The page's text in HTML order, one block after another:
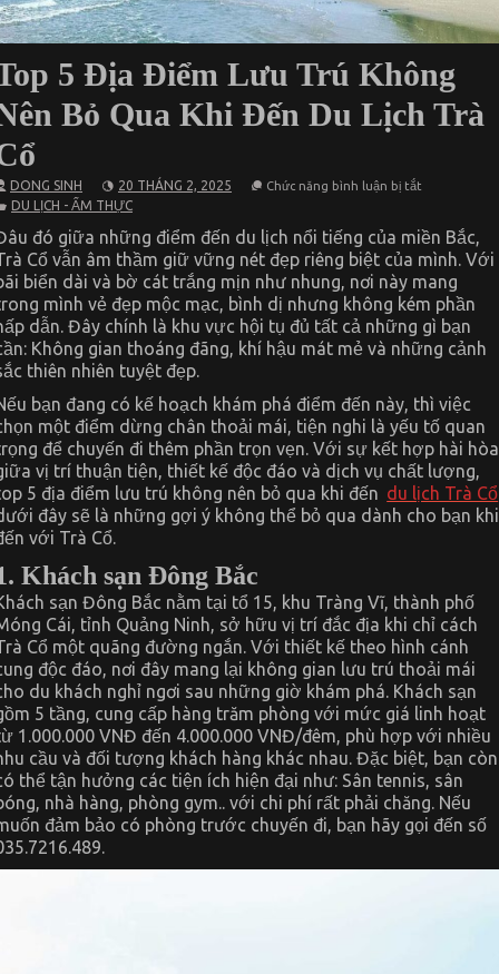
5 Địa Điểm Lưu Trú Không
Bỏ Qua Khi Đến Du Lịch Trà
DONG SINH 20 THÁNG 2, 2025 Chức năng bình luận bị tắt
Địa
Điểm
Lưu
Không
Nên
Bỏ
Qua
Khi
Lịch
Cổ
DU LỊCH - ẨM THỰC
đó giữa những điểm đến du lịch nổi tiếng của miền Bắc,
Cổ vẫn âm thầm giữ vững nét đẹp riêng biệt của mình. Với
biển dài và bờ cát trắng mịn như nhung, nơi này mang
mình vẻ đẹp mộc mạc, bình dị nhưng không kém phần
dẫn. Đây chính là khu vực hội tụ đủ tất cả những gì bạn
Không gian thoáng đãng, khí hậu mát mẻ và những cảnh
thiên nhiên tuyệt đẹp.
bạn đang có kế hoạch khám phá điểm đến này, thì việc
một điểm dừng chân thoải mái, tiện nghi là yếu tố quan
để chuyến đi thêm phần trọn vẹn. Với sự kết hợp hài hòa
vị trí thuận tiện, thiết kế độc đáo và dịch vụ chất lượng,
5 địa điểm lưu trú không nên bỏ qua khi đến du lịch Trà Cổ
đây sẽ là những gợi ý không thể bỏ qua dành cho bạn khi
với Trà Cổ.
Khách sạn Đông Bắc
sạn Đông Bắc nằm tại tổ 15, khu Tràng Vĩ, thành phố
Cái, tỉnh Quảng Ninh, sở hữu vị trí đắc địa khi chỉ cách
Cổ một quãng đường ngắn. Với thiết kế theo hình cánh
độc đáo, nơi đây mang lại không gian lưu trú thoải mái
du khách nghỉ ngơi sau những giờ khám phá. Khách sạn
5 tầng, cung cấp hàng trăm phòng với mức giá linh hoạt
1.000.000 VNĐ đến 4.000.000 VNĐ/đêm, phù hợp với nhiều
cầu và đối tượng khách hàng khác nhau. Đặc biệt, bạn còn
thể tận hưởng các tiện ích hiện đại như: Sân tennis, sân
nhà hàng, phòng gym.. với chi phí rất phải chăng. Nếu
đảm bảo có phòng trước chuyến đi, bạn hãy gọi đến số